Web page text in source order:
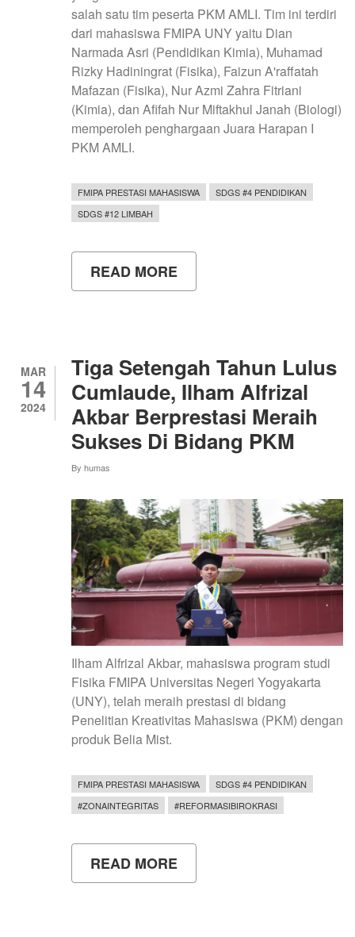
salah satu tim peserta PKM AMLI. Tim ini terdiri
dari mahasiswa FMIPA UNY yaitu Dian
Narmada Asri (Pendidikan Kimia), Muhamad
Rizky Hadiningrat (Fisika), Faizun A'raffatah
Mafazan (Fisika), Nur Azmi Zahra Fitriani
(Kimia), dan Afifah Nur Miftakhul Janah (Biologi)
memperoleh penghargaan Juara Harapan I
PKM AMLI.
FMIPA PRESTASI MAHASISWA
SDGS #4 PENDIDIKAN
SDGS #12 LIMBAH
READ MORE
MAHASISWA
TEBU
UNTUK
MEMPRODUKSI
ECO-
BALLS:
INOVASI
PRODUK
MAR
14
2024
Tiga Setengah Tahun Lulus
Cumlaude, Ilham Alfrizal
Akbar Berprestasi Meraih
Sukses Di Bidang PKM
By humas
Ilham Alfrizal Akbar, mahasiswa program studi
Fisika FMIPA Universitas Negeri Yogyakarta
(UNY), telah meraih prestasi di bidang
Penelitian Kreativitas Mahasiswa (PKM) dengan
produk Belia Mist.
FMIPA PRESTASI MAHASISWA
SDGS #4 PENDIDIKAN
#ZONAINTEGRITAS
#REFORMASIBIROKRASI
READ MORE
TIGA